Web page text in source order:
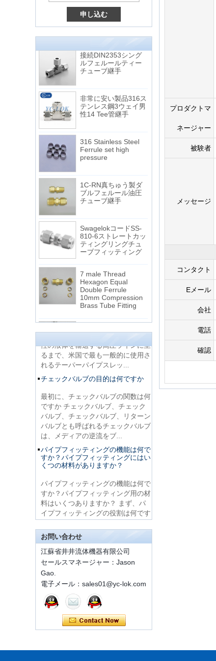
15 Stainless Steel
Double Ferrules Inch
Tube 12 to NPT 12
Male Connector
接続DIN2353シング
ルフェルールティー
チューブ継手
テンレス鋼3ウェイ男
性14 Tee管継手
Ferrule set high
pressure
ブルフェルール油圧
チューブ継手
810-6ストレートカッ
ティングリングチュ
ーブフィッティング
Hexagon Equal
Double Ferrule
10mm Compression
Brass Tube Fitting
13 SS316 Stainless
Tube 2mm to 38mm
15 Stainless Steel
Double Ferrules Inch
Tube 12 to NPT 12
Male Connector
接続DIN2353シング
ルフェルールティー
チューブ継手
非常に安い製品316ス
テンレス鋼3ウェイ男
316 Stainless Steel
Ferrule set high
pressure
1C-RN真ちゅう製ダ
ブルフェルール油圧
チューブ継手
SwagelokコードSS-
810-6ストレートカッ
ティングリングチュ
ーブフィッティング
Double Ferrule
NPTスレッドとNPTFスレッドの違
1.NPTおよびNPTFスレッドは、電
るまで、米国で最も一般的に使用さ
れるテーパーパイプスレッ...
ですか チェックバルブ、チェック
バルブ、チェックバルブ、リターン
バルブとも呼ばれるチェックバルブ
は、メディアの逆流をブ...
すか？パイプフィッティングにはい
くつの材料がありますか？
すか？パイプフィッティング用の材
料はいくつありますか？ まず、パ
イプフィッティングの役割は何です
か パイプフィッティング...
クイックコネクタの従来のコンポー
ネントの簡単な紹介
ISO 7241 a＆b 1。アプリケーショ
ン：建設機器、林業機器、農業機
械、石油工具、石油機器鋼製のミル
マチンリー、およびその他の厳しい
油圧アプリケーションで使...
フェルール継手の取り付け方法
フェルール継手の取り付け方法 1.
お問い合わせ
江蘇省井井流体機器有限公司
セールスマネージャー：Jason
Gao.
電子メール：sales01@yc-lok.com
プロダクトマ
ネージャー
被験者
メッセージ
コンタクト
Eメール
会社
電話
確認